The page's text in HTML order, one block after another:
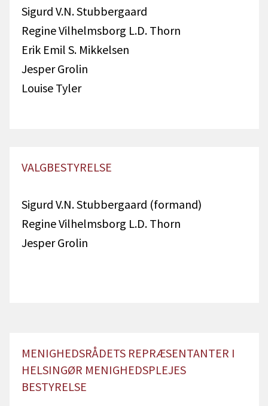
Sigurd V.N. Stubbergaard
Regine Vilhelmsborg L.D. Thorn
Erik Emil S. Mikkelsen
Jesper Grolin
Louise Tyler
VALGBESTYRELSE
Sigurd V.N. Stubbergaard (formand)
Regine Vilhelmsborg L.D. Thorn
Jesper Grolin
MENIGHEDSRÅDETS REPRÆSENTANTER I
HELSINGØR MENIGHEDSPLEJES
BESTYRELSE